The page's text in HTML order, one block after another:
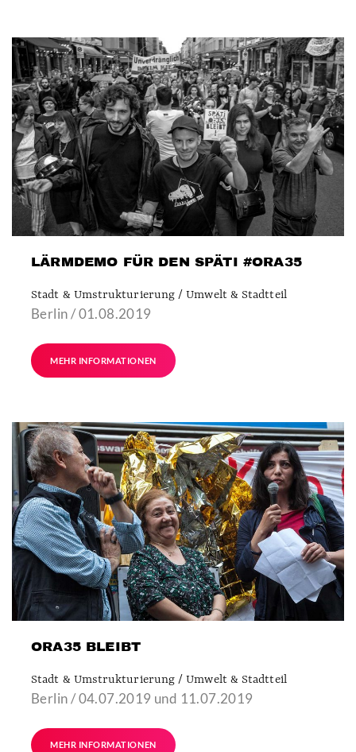
LÄRMDEMO FÜR DEN SPÄTI #ORA35
Stadt & Umstrukturierung / Umwelt & Stadtteil
Berlin / 01.08.2019
MEHR INFORMATIONEN
ORA35 BLEIBT
Stadt & Umstrukturierung / Umwelt & Stadtteil
Berlin / 04.07.2019 und 11.07.2019
MEHR INFORMATIONEN